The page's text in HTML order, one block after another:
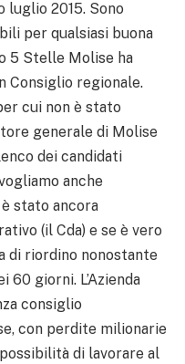
luglio 2015. Sono
per qualsiasi buona
5 Stelle Molise ha
Consiglio regionale.
cui non è stato
generale di Molise
dei candidati
anche
stato ancora
(il Cda) e se è vero
di riordino nonostante
giorni. L’Azienda
consiglio
con perdite milionarie
di lavorare al